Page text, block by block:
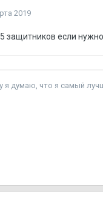
2019
защитников если
я думаю, что я